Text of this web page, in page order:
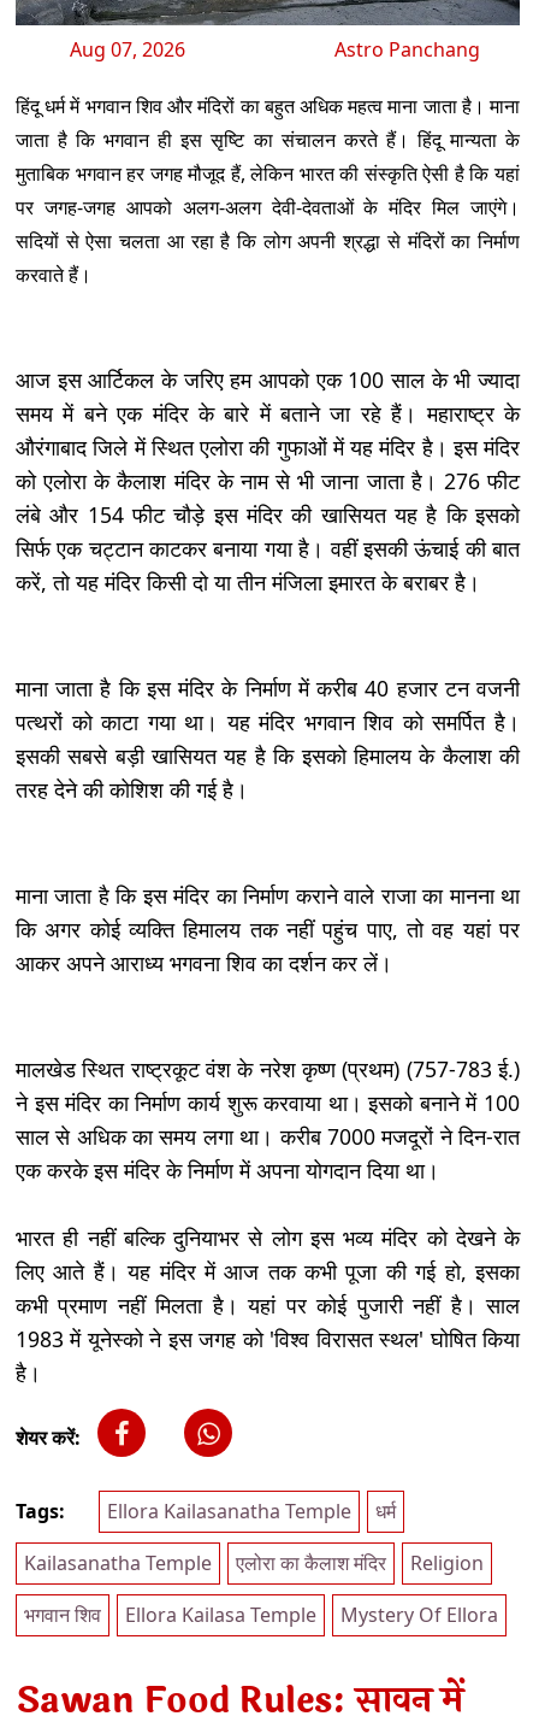
Aug 07, 2026 Astro Panchang
हिंदू धर्म में भगवान शिव और मंदिरों का बहुत अधिक महत्व माना जाता है। माना
जाता है कि भगवान ही इस सृष्टि का संचालन करते हैं। हिंदू मान्यता के
मुताबिक भगवान हर जगह मौजूद हैं, लेकिन भारत की संस्कृति ऐसी है कि यहां
पर जगह-जगह आपको अलग-अलग देवी-देवताओं के मंदिर मिल जाएंगे।
सदियों से ऐसा चलता आ रहा है कि लोग अपनी श्रद्धा से मंदिरों का निर्माण
करवाते हैं।
आज इस आर्टिकल के जरिए हम आपको एक 100 साल के भी ज्यादा
समय में बने एक मंदिर के बारे में बताने जा रहे हैं। महाराष्ट्र के
औरंगाबाद जिले में स्थित एलोरा की गुफाओं में यह मंदिर है। इस मंदिर
को एलोरा के कैलाश मंदिर के नाम से भी जाना जाता है। 276 फीट
लंबे और 154 फीट चौड़े इस मंदिर की खासियत यह है कि इसको
सिर्फ एक चट्टान काटकर बनाया गया है। वहीं इसकी ऊंचाई की बात
करें, तो यह मंदिर किसी दो या तीन मंजिला इमारत के बराबर है।
माना जाता है कि इस मंदिर के निर्माण में करीब 40 हजार टन वजनी
पत्थरों को काटा गया था। यह मंदिर भगवान शिव को समर्पित है।
इसकी सबसे बड़ी खासियत यह है कि इसको हिमालय के कैलाश की
तरह देने की कोशिश की गई है।
माना जाता है कि इस मंदिर का निर्माण कराने वाले राजा का मानना था
कि अगर कोई व्यक्ति हिमालय तक नहीं पहुंच पाए, तो वह यहां पर
आकर अपने आराध्य भगवना शिव का दर्शन कर लें।
मालखेड स्थित राष्ट्रकूट वंश के नरेश कृष्ण (प्रथम) (757-783 ई.)
ने इस मंदिर का निर्माण कार्य शुरू करवाया था। इसको बनाने में 100
साल से अधिक का समय लगा था। करीब 7000 मजदूरों ने दिन-रात
एक करके इस मंदिर के निर्माण में अपना योगदान दिया था।
भारत ही नहीं बल्कि दुनियाभर से लोग इस भव्य मंदिर को देखने के
लिए आते हैं। यह मंदिर में आज तक कभी पूजा की गई हो, इसका
कभी प्रमाण नहीं मिलता है। यहां पर कोई पुजारी नहीं है। साल
1983 में यूनेस्को ने इस जगह को 'विश्व विरासत स्थल' घोषित किया
है।
शेयर करें:
Tags: Ellora Kailasanatha Temple
धर्म
Kailasanatha Temple
एलोरा का कैलाश मंदिर
Religion
भगवान शिव
Ellora Kailasa Temple Mystery Of Ellora
Sawan Food Rules: सावन में